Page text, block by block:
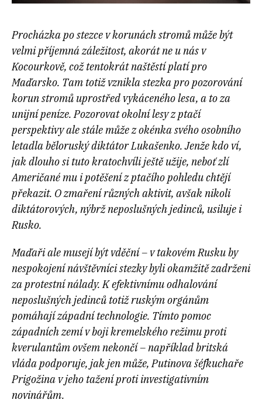
Procházka po stezce v korunách stromů může být
velmi příjemná záležitost, akorát ne u nás v
Kocourkově, což tentokrát naštěstí platí pro
Maďarsko. Tam totiž vznikla stezka pro pozorování
korun stromů uprostřed vykáceného lesa, a to za
unijní peníze. Pozorovat okolní lesy z ptačí
perspektivy ale stále může z okénka svého osobního
letadla běloruský diktátor Lukašenko. Jenže kdo ví,
jak dlouho si tuto kratochvíli ještě užije, neboť zlí
Američané mu i potěšení z ptačího pohledu chtějí
překazit. O zmaření různých aktivit, avšak nikoli
diktátorových, nýbrž neposlušných jedinců, usiluje i
Rusko.
Maďaři ale musejí být vděční – v takovém Rusku by
nespokojení návštěvníci stezky byli okamžitě zadrženi
za protestní nálady. K efektivnímu odhalování
neposlušných jedinců totiž ruským orgánům
pomáhají západní technologie. Tímto pomoc
západních zemí v boji kremelského režimu proti
kverulantům ovšem nekončí – například britská
vláda podporuje, jak jen může, Putinova šéfkuchaře
Prigožina v jeho tažení proti investigativním
novinářům.